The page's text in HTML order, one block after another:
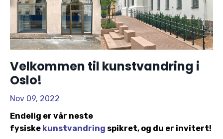
Velkommen til kunstvandring i
Oslo!
Nov 09, 2022
Endelig er vår neste
fysiske kunstvandring spikret, og du er invitert!